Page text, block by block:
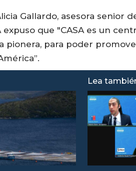
Gallardo, asesora senior
expuso que "CASA es un
pionera, para poder
Lea